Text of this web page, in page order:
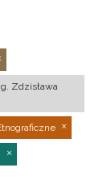
Zdzisława